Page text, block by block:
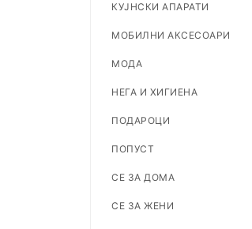
КУЈНСКИ АПАРАТИ
МОБИЛНИ АКСЕСОАРИ
МОДА
НЕГА И ХИГИЕНА
ПОДАРОЦИ
ПОПУСТ
СЕ ЗА ДОМА
СЕ ЗА ЖЕНИ